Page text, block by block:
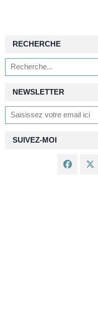
NEWSLETTER
SUIVEZ-MOI
RECHERCHE